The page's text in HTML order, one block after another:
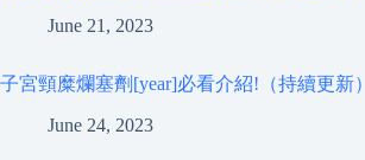
June 21, 2023
子宮頸糜爛塞劑[year]必看介紹!（持續更新）
June 24, 2023